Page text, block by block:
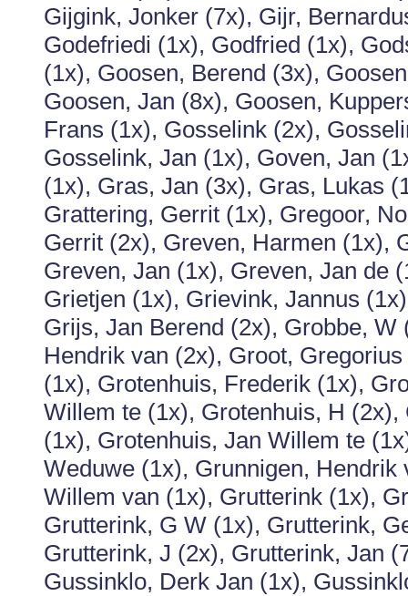
Gijgink, Jonker (7x), Gijr,
Godefriedi (1x), Godfried (1x),
(1x), Goosen, Berend (3x),
Goosen, Jan (8x), Goosen,
Frans (1x), Gosselink (2x),
Gosselink, Jan (1x), Goven, Jan
(1x), Gras, Jan (3x), Gras, Lukas
Grattering, Gerrit (1x), Gregoor,
Gerrit (2x), Greven, Harmen (1x),
Greven, Jan (1x), Greven, Jan de
Grietjen (1x), Grievink, Jannus
Grijs, Jan Berend (2x), Grobbe,
Hendrik van (2x), Groot,
(1x), Grotenhuis, Frederik (1x),
Willem te (1x), Grotenhuis, H
(1x), Grotenhuis, Jan Willem te
Weduwe (1x), Grunnigen,
Willem van (1x), Grutterink (1x),
Grutterink, G W (1x), Grutterink,
Grutterink, J (2x), Grutterink, Jan
Gussinklo, Derk Jan (1x),